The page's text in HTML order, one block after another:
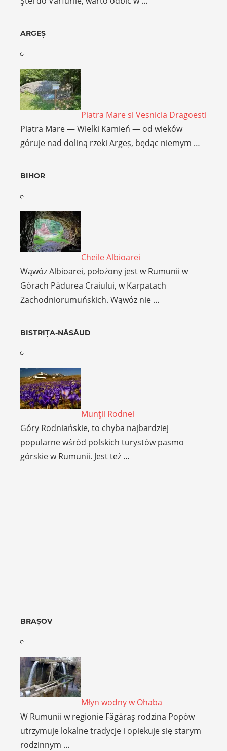
ARGEȘ
Piatra Mare si Vesnicia Dragoesti
Piatra Mare — Wielki Kamień — od wieków
góruje nad doliną rzeki Argeș, będąc niemym …
BIHOR
Cheile Albioarei
Wąwóz Albioarei, położony jest w Rumunii w
Górach Pădurea Craiului, w Karpatach
Zachodniorumuńskich. Wąwóz nie …
BISTRIȚA-NĂSĂUD
Munţii Rodnei
Góry Rodniańskie, to chyba najbardziej
popularne wśród polskich turystów pasmo
górskie w Rumunii. Jest też …
BRAȘOV
Młyn wodny w Ohaba
W Rumunii w regionie Făgăraş rodzina Popów
utrzymuje lokalne tradycje i opiekuje się starym
rodzinnym …